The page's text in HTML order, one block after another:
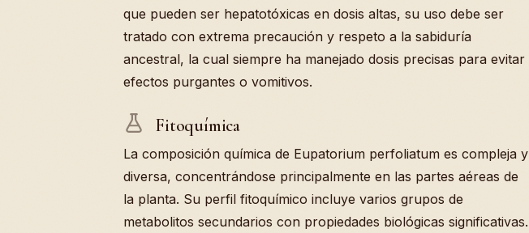
que pueden ser hepatotóxicas en dosis altas, su uso debe ser
tratado con extrema precaución y respeto a la sabiduría
ancestral, la cual siempre ha manejado dosis precisas para evitar
efectos purgantes o vomitivos.
Fitoquímica
La composición química de Eupatorium perfoliatum es compleja y
diversa, concentrándose principalmente en las partes aéreas de
la planta. Su perfil fitoquímico incluye varios grupos de
metabolitos secundarios con propiedades biológicas significativas.